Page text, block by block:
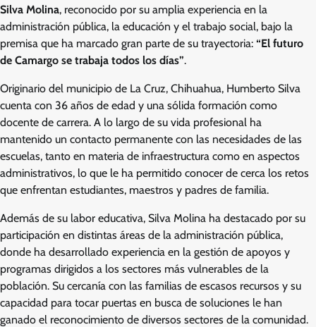
Silva Molina, reconocido por su amplia experiencia en la
administración pública, la educación y el trabajo social, bajo la
premisa que ha marcado gran parte de su trayectoria: “El futuro
de Camargo se trabaja todos los días”.
Originario del municipio de La Cruz, Chihuahua, Humberto Silva
cuenta con 36 años de edad y una sólida formación como
docente de carrera. A lo largo de su vida profesional ha
mantenido un contacto permanente con las necesidades de las
escuelas, tanto en materia de infraestructura como en aspectos
administrativos, lo que le ha permitido conocer de cerca los retos
que enfrentan estudiantes, maestros y padres de familia.
Además de su labor educativa, Silva Molina ha destacado por su
participación en distintas áreas de la administración pública,
donde ha desarrollado experiencia en la gestión de apoyos y
programas dirigidos a los sectores más vulnerables de la
población. Su cercanía con las familias de escasos recursos y su
capacidad para tocar puertas en busca de soluciones le han
ganado el reconocimiento de diversos sectores de la comunidad.